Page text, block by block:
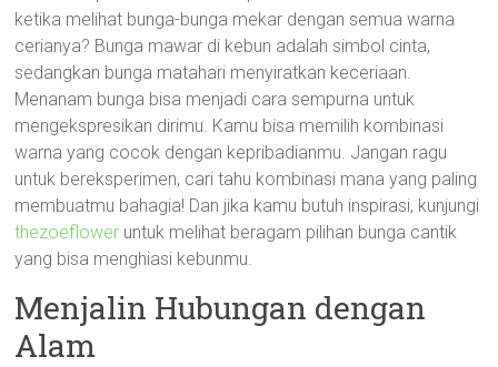
ketika melihat bunga-bunga mekar dengan semua warna
cerianya? Bunga mawar di kebun adalah simbol cinta,
sedangkan bunga matahari menyiratkan keceriaan.
Menanam bunga bisa menjadi cara sempurna untuk
mengekspresikan dirimu. Kamu bisa memilih kombinasi
warna yang cocok dengan kepribadianmu. Jangan ragu
untuk bereksperimen, cari tahu kombinasi mana yang paling
membuatmu bahagia! Dan jika kamu butuh inspirasi, kunjungi
thezoeflower untuk melihat beragam pilihan bunga cantik
yang bisa menghiasi kebunmu.
Menjalin Hubungan dengan
Alam